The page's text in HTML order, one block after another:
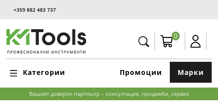
+359 882 483 737
0
Категории Марки
Промоции
Вашият доверен партньор – консултация, продажби, сервиз